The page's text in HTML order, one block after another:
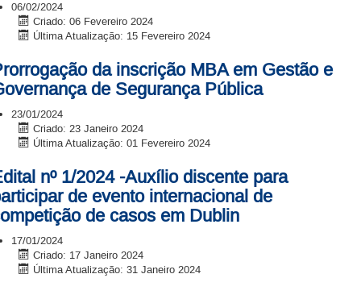
06/02/2024
Criado: 06 Fevereiro 2024
Última Atualização: 15 Fevereiro 2024
da inscrição MBA em Gestão e
de Segurança Pública
23/01/2024
Criado: 23 Janeiro 2024
Última Atualização: 01 Fevereiro 2024
nº 1/2024 -Auxílio discente para
de evento internacional de
de casos em Dublin
17/01/2024
Criado: 17 Janeiro 2024
Última Atualização: 31 Janeiro 2024